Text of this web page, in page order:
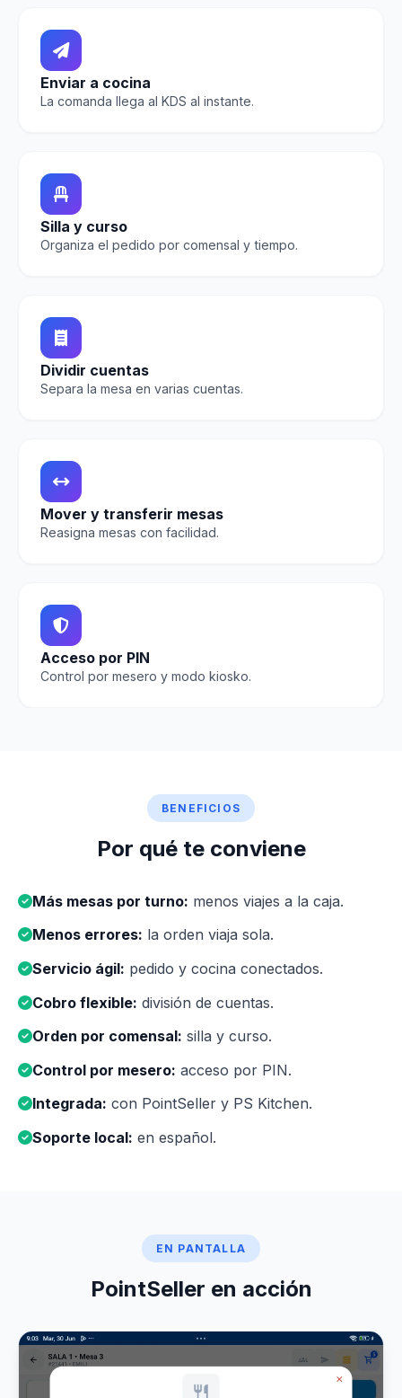
Enviar a cocina
La comanda llega al KDS al instante.
Silla y curso
Organiza el pedido por comensal y tiempo.
Dividir cuentas
Separa la mesa en varias cuentas.
Mover y transferir mesas
Reasigna mesas con facilidad.
Acceso por PIN
Control por mesero y modo kiosko.
BENEFICIOS
Por qué te conviene
Más mesas por turno: menos viajes a la caja.
Menos errores: la orden viaja sola.
Servicio ágil: pedido y cocina conectados.
Cobro flexible: división de cuentas.
Orden por comensal: silla y curso.
Control por mesero: acceso por PIN.
Integrada: con PointSeller y PS Kitchen.
Soporte local: en español.
EN PANTALLA
PointSeller en acción